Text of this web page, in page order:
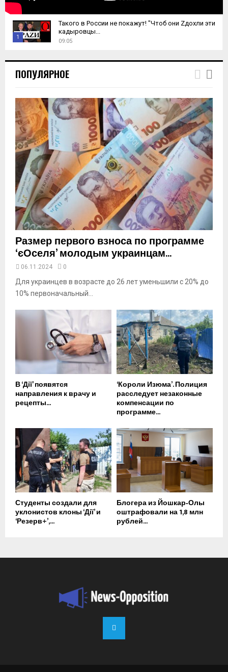
1
h
u
a
y
u
e
Такого в России не покажут! "Чтоб они Zдохли эти
кадыровцы...
09:05
ПОПУЛЯРНОЕ
Размер первого взноса по программе
‘єОселя’ молодым украинцам...
06.11.2024 0
Для украинцев в возрасте до 26 лет уменьшили с 20% до
10% первоначальный...
В ‘Дії’ появятся
направления к врачу и
рецепты...
‘Короли Изюма’. Полиция
расследует незаконные
компенсации по
программе...
Студенты создали для
уклонистов клоны ‘Дії’ и
‘Резерв+’,...
Блогера из Йошкар‑Олы
оштрафовали на 1,8 млн
рублей...